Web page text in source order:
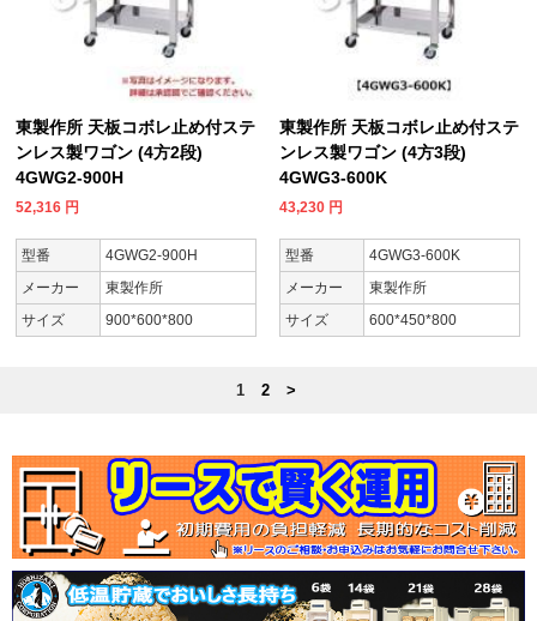
東製作所 天板コボレ止め付ステ
ンレス製ワゴン (4方2段)
4GWG2-900H
52,316 円
型番
4GWG2-900H
メーカー
東製作所
サイズ
900*600*800
東製作所 天板コボレ止め付ステ
ンレス製ワゴン (4方3段)
4GWG3-600K
43,230 円
型番
4GWG3-600K
メーカー
東製作所
サイズ
600*450*800
1 2 >